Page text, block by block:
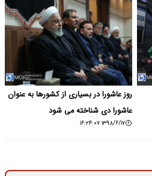
روز عاشورا در بسیاری از کشورها به عنوان
عاشورا دی شناخته می‌ شود
۱۳۹۸/۶/۱۷ ۱۶:۲۴:۰۷